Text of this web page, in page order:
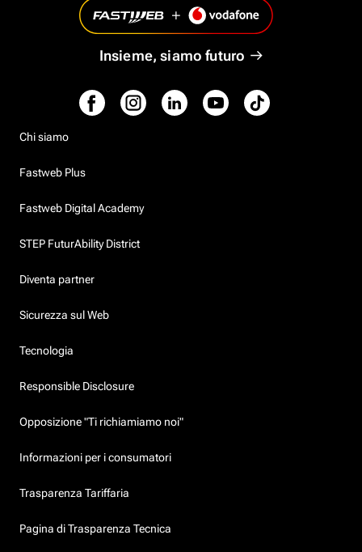
Insieme, siamo futuro
Chi siamo
Fastweb Plus
Fastweb Digital Academy
STEP FuturAbility District
Diventa partner
Sicurezza sul Web
Tecnologia
Responsible Disclosure
Opposizione "Ti richiamiamo noi"
Informazioni per i consumatori
Trasparenza Tariffaria
Pagina di Trasparenza Tecnica